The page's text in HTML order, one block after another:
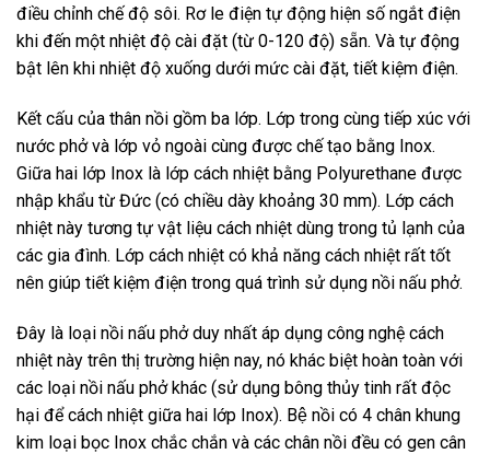
điều chỉnh chế độ sôi. Rơ le điện tự động hiện số ngắt điện
khi đến một nhiệt độ cài đặt (từ 0-120 độ) sẵn. Và tự động
bật lên khi nhiệt độ xuống dưới mức cài đặt, tiết kiệm điện.
Kết cấu của thân nồi gồm ba lớp. Lớp trong cùng tiếp xúc với
nước phở và lớp vỏ ngoài cùng được chế tạo bằng Inox.
Giữa hai lớp Inox là lớp cách nhiệt bằng Polyurethane được
nhập khẩu từ Đức (có chiều dày khoảng 30 mm). Lớp cách
nhiệt này tương tự vật liệu cách nhiệt dùng trong tủ lạnh của
các gia đình. Lớp cách nhiệt có khả năng cách nhiệt rất tốt
nên giúp tiết kiệm điện trong quá trình sử dụng nồi nấu phở.
Đây là loại nồi nấu phở duy nhất áp dụng công nghệ cách
nhiệt này trên thị trường hiện nay, nó khác biệt hoàn toàn với
các loại nồi nấu phở khác (sử dụng bông thủy tinh rất độc
hại để cách nhiệt giữa hai lớp Inox). Bệ nồi có 4 chân khung
kim loại bọc Inox chắc chắn và các chân nồi đều có gen cân